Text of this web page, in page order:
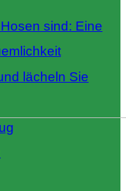
sind: Eine
lächeln Sie